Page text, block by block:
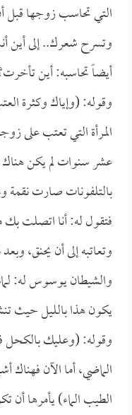
التي تحاسب زوجها
وتسرح شعرك.. إلى أين
أيضاً تحاسبه: أين
وقوله: (وإياك وكثرة
المرأة التي تعتب على
عشر سنوات لم يكن هناك
بالتلفونات صارت نقمة
فتقول له: أنا اتصلت بك
وتعاتبه إلى أن يحنق،
والشيطان يوسوس له:
يكون هذا بالليل حيث
وقوله: (وعليك بالكحل
الماضي، أما الآن
الطيب الماء) يأمرها أن